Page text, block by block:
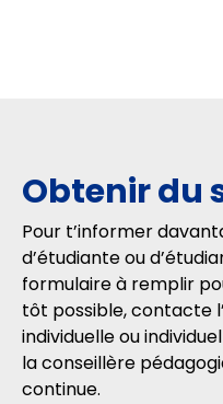
Obtenir du
Pour t’informer
d’étudiante ou
formulaire à remplir
tôt possible, contacte
individuelle ou
la conseillère
continue.